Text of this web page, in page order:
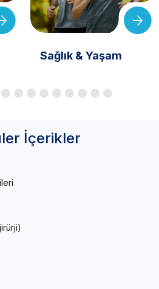
Sağlık & Yaşam
İçerikler